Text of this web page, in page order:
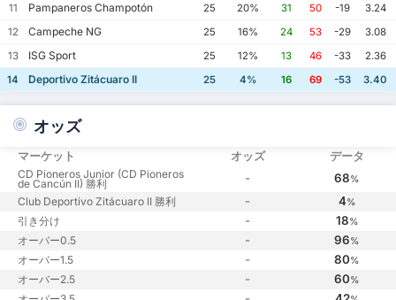
11
Pampaneros Champotón 25 20% 31 50 -19
3.24
12
Campeche NG 25 16% 24 53 -29
3.08
13
ISG Sport 25 12% 13 46 -33
2.36
14
Deportivo Zitácuaro II 25 4% 16 69 -53 3.40
オッズ
マーケット オッズ データ
CD Pioneros Junior (CD Pioneros
de Cancún II) 勝利 - 68%
Club Deportivo Zitácuaro II 勝利 - 4%
引き分け - 18%
オーバー0.5 - 96%
オーバー1.5 - 80%
オーバー2.5 - 60%